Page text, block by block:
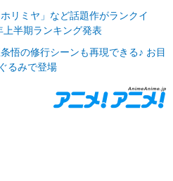
リミヤ」など話題作がランクイ
半期ランキング発表
悟の修行シーンも再現できる♪ お目
るみで登場